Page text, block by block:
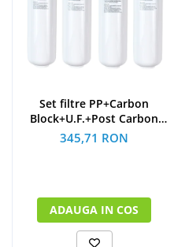
Set filtre PP+Carbon
Block+U.F.+Post Carbon
Block dozator apa BIOLUX
by Midea variante de
345,71 RON
ADAUGA IN COS